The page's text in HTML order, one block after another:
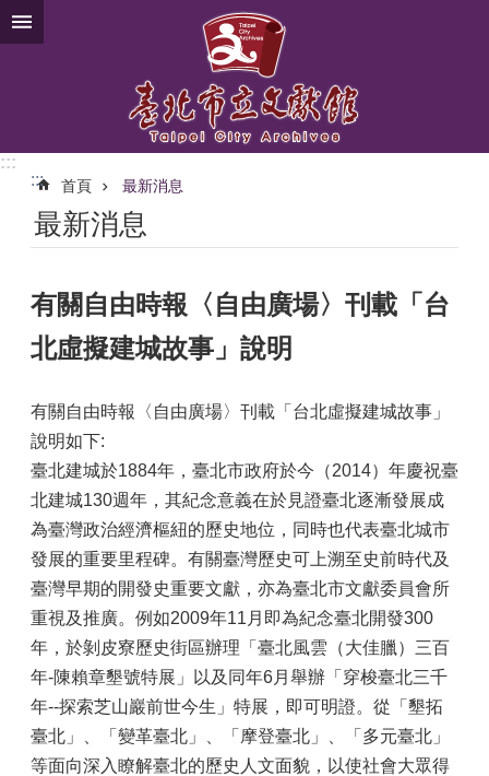
跳到主要內容區塊
:::
:::
首頁 最新消息
最新消息
有關自由時報〈自由廣場〉刊載「台
北虛擬建城故事」說明
有關自由時報〈自由廣場〉刊載「台北虛擬建城故事」
說明如下:
臺北建城於1884年，臺北市政府於今（2014）年慶祝臺
北建城130週年，其紀念意義在於見證臺北逐漸發展成
為臺灣政治經濟樞紐的歷史地位，同時也代表臺北城市
發展的重要里程碑。有關臺灣歷史可上溯至史前時代及
臺灣早期的開發史重要文獻，亦為臺北市文獻委員會所
重視及推廣。例如2009年11月即為紀念臺北開發300
年，於剝皮寮歷史街區辦理「臺北風雲（大佳臘）三百
年-陳賴章墾號特展」以及同年6月舉辦「穿梭臺北三千
年--探索芝山巖前世今生」特展，即可明證。從「墾拓
臺北」、「變革臺北」、「摩登臺北」、「多元臺北」
等面向深入瞭解臺北的歷史人文面貌，以使社會大眾得